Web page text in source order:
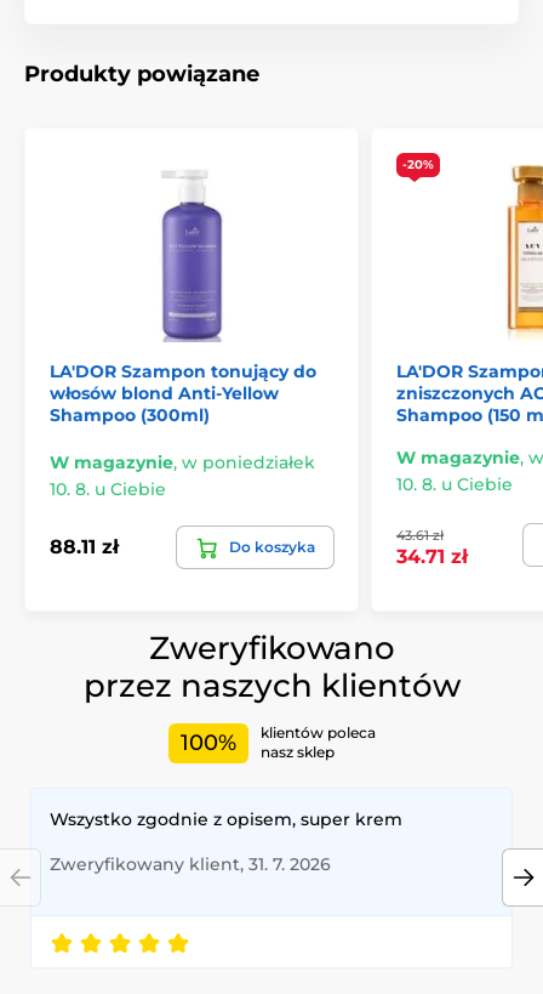
Produkty powiązane
LA'DOR Szampon tonujący do
włosów blond Anti-Yellow
Shampoo (300ml)
W magazynie, w poniedziałek
10. 8. u Ciebie
88.11 zł Do koszyka
-20%
LA'DOR
zniszczonych
Shampoo (150
W magazynie,
10. 8. u Ciebie
43.61 zł
34.71 zł
Zweryfikowano
przez naszych klientów
100%
klientów poleca
nasz sklep
Wszystko zgodnie z opisem, super krem
Zweryfikowany klient, 31. 7. 2026